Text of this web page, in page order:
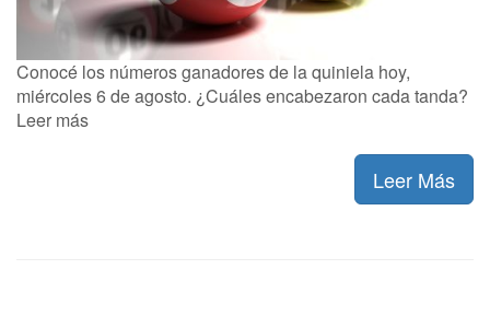
Conocé los números ganadores de la quiniela hoy,
miércoles 6 de agosto. ¿Cuáles encabezaron cada tanda?
Leer más
Leer Más